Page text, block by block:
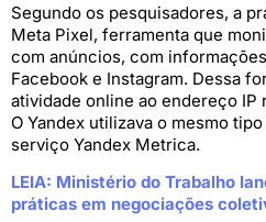
Segundo os pesquisadores, a
Meta Pixel, ferramenta que
com anúncios, com
Facebook e Instagram. Dessa
atividade online ao endereço IP
O Yandex utilizava o mesmo
serviço Yandex Metrica.
LEIA: Ministério do Trabalho
práticas em negociações